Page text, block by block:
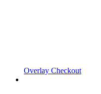
Overlay Checkout